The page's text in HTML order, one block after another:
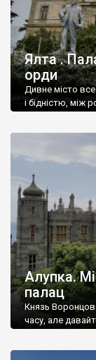
Ялта .
орди
Дивне місто
і бідністю, між
Алупка.
палац
Князь
часу, але